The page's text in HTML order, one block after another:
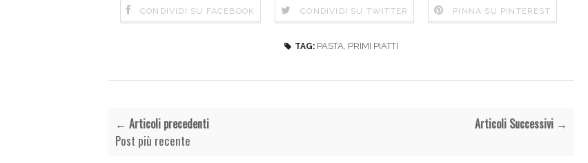
CONDIVIDI SU FACEBOOK CONDIVIDI SU TWITTER PINNA SU PINTEREST
TAG: PASTA, PRIMI PIATTI
← Articoli precedenti
Post più recente
Articoli Successivi →